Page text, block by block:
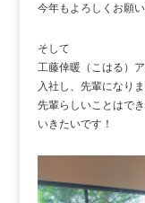
今年もよろしくお願
そして
工藤倖暖（こはる）
入社し、先輩になり
先輩らしいことはで
いきたいです！